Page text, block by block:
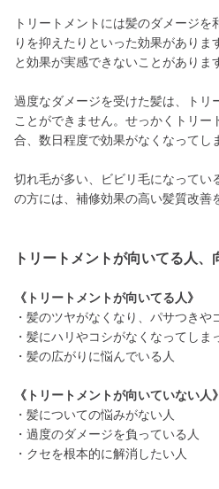
トリートメントには髪のダメージ
りを抑えたりといった効果がありま
と効果が実感できないことがありま
過度なダメージを受けた髪は、トリ
ことができません。せっかくトリー
合、数日程度で効果がなくなってし
切れ毛が多い、ビビリ毛になってい
の方には、補修効果の高い髪質改善
トリートメントが向いてる人、
《トリートメントが向いてる人》
・髪のツヤがなくなり、パサつきや
・髪にハリやコシがなくなってしま
・髪の広がりに悩んでいる人
《トリートメントが向いていない人》
・髪についての悩みがない人
・過度のダメージを負っている人
・クセを根本的に解消したい人